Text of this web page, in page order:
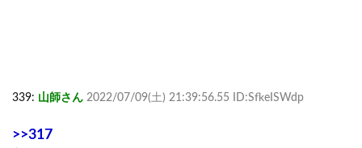
339: 山師さん 2022/07/09(土) 21:39:56.55 ID:SfkeISWdp
>>317